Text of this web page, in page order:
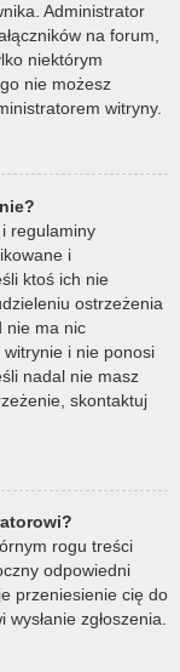
Administrator
na forum,
niektórym
nie możesz
witryny.
regulaminy
i
ktoś ich nie
ostrzeżenia
nie ma nic
i nie ponosi
nadal nie masz
skontaktuj
rogu treści
odpowiedni
przeniesienie cię do
zgłoszenia.